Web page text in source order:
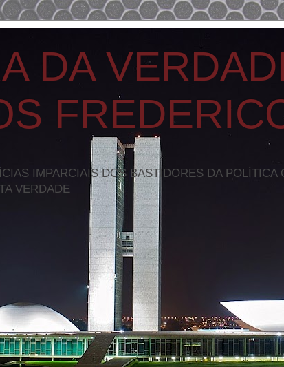
DA
IMPARCIAIS DOS BASTIDORES DA
VERDADE